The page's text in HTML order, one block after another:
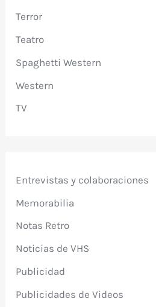
Terror
Teatro
Spaghetti Western
Western
TV
Entrevistas y colaboraciones
Memorabilia
Notas Retro
Noticias de VHS
Publicidad
Publicidades de Videos